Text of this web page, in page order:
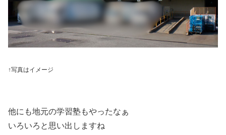
↑写真はイメージ
他にも地元の学習塾もやったなぁ
いろいろと思い出しますね